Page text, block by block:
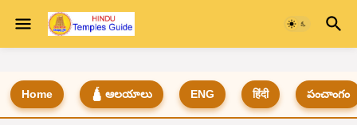
Home 🛕 ఆలయాలు ENG हिंदी పంచాంగం